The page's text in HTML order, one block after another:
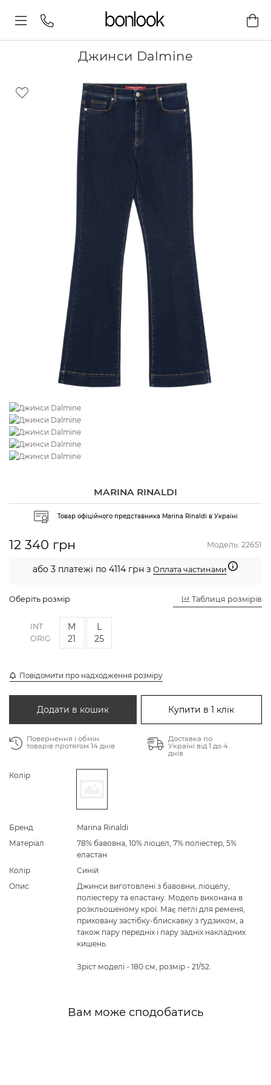
Джинси Dalmine
MARINA RINALDI
Товар офіційного представника Marina Rinaldi в Україні
Модель: 22651
12 340 грн
або 3 платежі по 4114 грн з Оплата частинами
Оберіть розмір Таблиця розмірів
INT
ORIG
M
21
L
25
Повідомити про надходження розміру
Додати в кошик Купити в 1 клік
Повернення і обмін
товарів протягом 14 днів
Доставка по
Україні від 1 до 4
днів
Колір
Бренд
Marina Rinaldi
Матеріал
78% бавовна, 10% ліоцел, 7% поліестер, 5%
еластан
Колір
Синій
Опис
Джинси виготовлені з бавовни, ліоцелу,
поліестеру та еластану. Модель виконана в
розкльошеному крої. Має петлі для ременя,
приховану застібку-блискавку з ґудзиком, а
також пару передніх і пару задніх накладних
кишень.
Зріст моделі - 180 см, розмір - 21/52.
Вам може сподобатись